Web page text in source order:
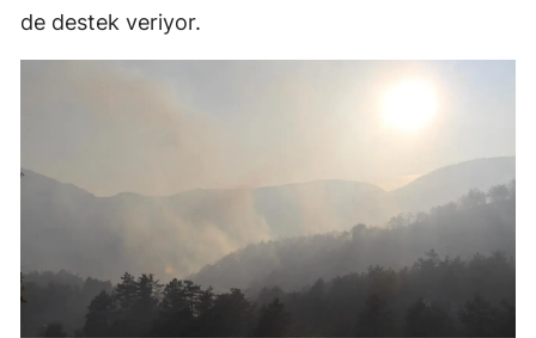
de destek veriyor.